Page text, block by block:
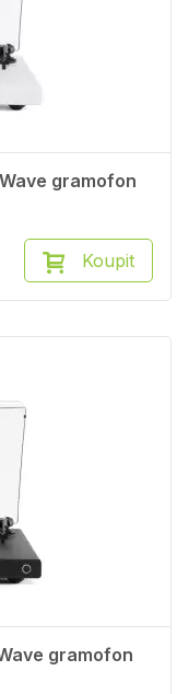
gramofon
Koupit
gramofon